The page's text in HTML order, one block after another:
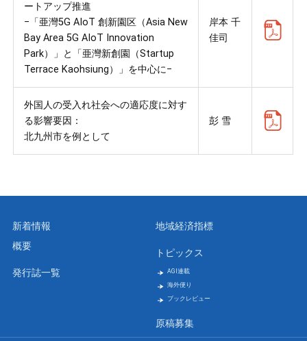
ートアップ推進
−「亜灣5G AIoT 創新園区（Asia New
Bay Area 5G AIoT Innovation
Park）」と「亜灣新創園（Startup
Terrace Kaohsiung）」を中心に−
岸本 千
佳司
外国人の受入れ社会への適応度に対す
る影響要因：
北九州市を例として
彭 雪
新着情報
概要
発行誌一覧
地域経済指標
トピックス
AGI連載
海外便り
ブックレビュー
原稿募集